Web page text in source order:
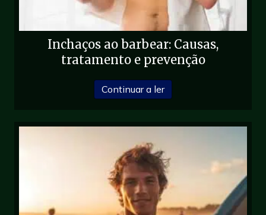
Inchaços ao barbear: Causas,
tratamento e prevenção
Continuar a ler